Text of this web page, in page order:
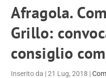
Afragola.
Grillo:
consiglio
Inserito da |21 Lug, 2018 |